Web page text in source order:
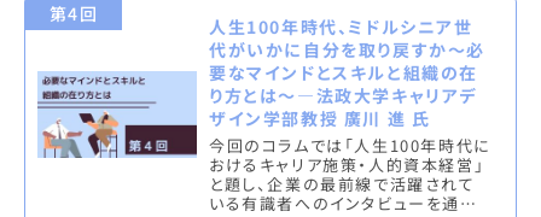
第4回
人生100年時代、ミドルシニア世
代がいかに自分を取り戻すか～必
要なマインドとスキルと組織の在
り方とは～—法政大学キャリアデ
ザイン学部教授 廣川 進 氏
今回のコラムでは「人生100年時代に
おけるキャリア施策・人的資本経営」
と題し、企業の最前線で活躍されて
いる有識者へのインタビューを通し、